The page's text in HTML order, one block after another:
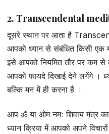
2. Transcendental
दूसरे स्थान पर आता है
आपको ध्यान से संबंधित किसी एक
इसे आपको नियमित तौर पर कम से
आपको फायदे दिखाई देने लगेंगे ।
बल्कि मन में ही करना है ।
आप ॐ या ओम नमः शिवाय मंत्र
ध्यान क्रिया में आपको अपने